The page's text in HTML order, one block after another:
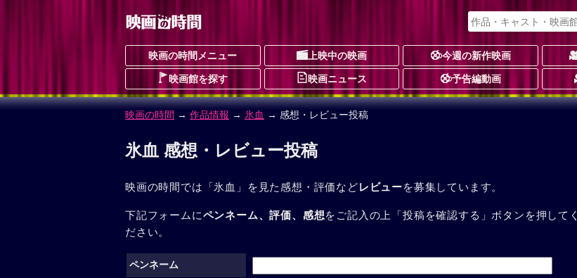
映画の時間メニュー 上映中の映画 今週の新作映画
映画館を探す 映画ニュース 予告編動画
映画の時間 → 作品情報 → 氷血 → 感想・レビュー投稿
氷血 感想・レビュー投稿
映画の時間では「氷血」を見た感想・評価などレビューを募集しています。
下記フォームにペンネーム、評価、感想をご記入の上「投稿を確認する」ボタンを押してく
ださい。
ペンネーム